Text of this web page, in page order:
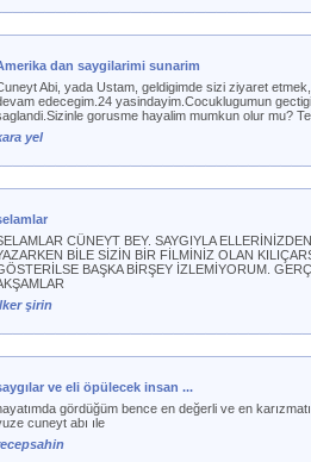
dan saygilarimi sunarim
Abi, yada Ustam, geldigimde sizi ziyaret
edecegim.24 yasindayim.Cocuklugumun
gorusme hayalim mumkun olur mu?
yel
CÜNEYT BEY. SAYGIYLA
BİLE SİZİN BİR FİLMİNİZ OLAN
BAŞKA BİRŞEY İZLEMİYORUM.
şirin
ve eli öpülecek insan ...
gördüğüm bence en değerli ve en
cuneyt abı ıle